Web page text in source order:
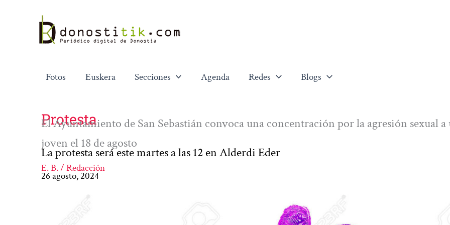
contenido
Fotos Euskera Secciones Agenda Redes Blogs
Protesta
El Ayuntamiento de San Sebastián convoca una concentración por la agresión sexual a
joven el 18 de agosto
La protesta será este martes a las 12 en Alderdi Eder
E. B. / Redacción
26 agosto, 2024